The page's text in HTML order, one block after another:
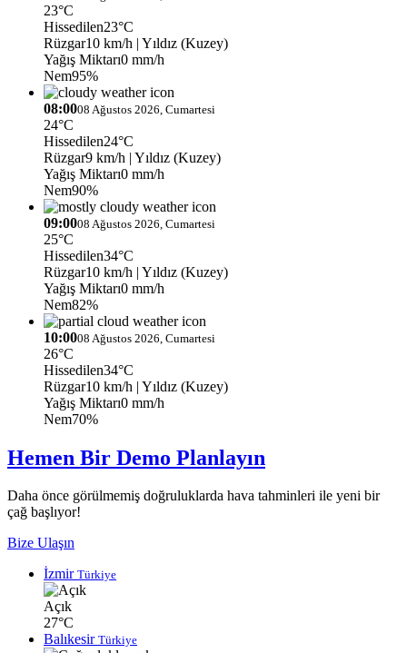
23°C
Hissedilen23°C
Rüzgar10 km/h | Yıldız (Kuzey)
Yağış Miktarı0 mm/h
Nem95%
08:0008 Ağustos 2026, Cumartesi
24°C
Hissedilen24°C
Rüzgar9 km/h | Yıldız (Kuzey)
Yağış Miktarı0 mm/h
Nem90%
09:0008 Ağustos 2026, Cumartesi
25°C
Hissedilen34°C
Rüzgar10 km/h | Yıldız (Kuzey)
Yağış Miktarı0 mm/h
Nem82%
10:0008 Ağustos 2026, Cumartesi
26°C
Hissedilen34°C
Rüzgar10 km/h | Yıldız (Kuzey)
Yağış Miktarı0 mm/h
Nem70%
Hemen Bir Demo Planlayın
Daha önce görülmemiş doğruluklarda hava tahminleri ile yeni bir
çağ başlıyor!
Bize Ulaşın
İzmir Türkiye
Açık
27°C
Balıkesir Türkiye